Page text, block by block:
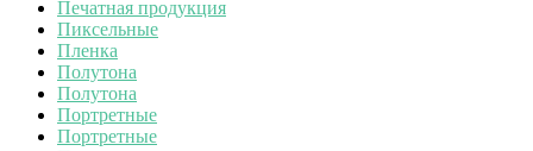
Печатная продукция
Пиксельные
Пленка
Полутона
Полутона
Портретные
Портретные